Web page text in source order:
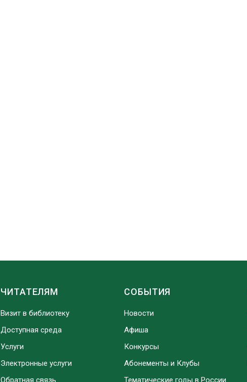
ЧИТАТЕЛЯМ
Визит в библиотеку
Доступная среда
Услуги
Электронные услуги
Обратная связь
СОБЫТИЯ
Новости
Афиша
Конкурсы
Абонементы и Клубы
Тематические годы в России